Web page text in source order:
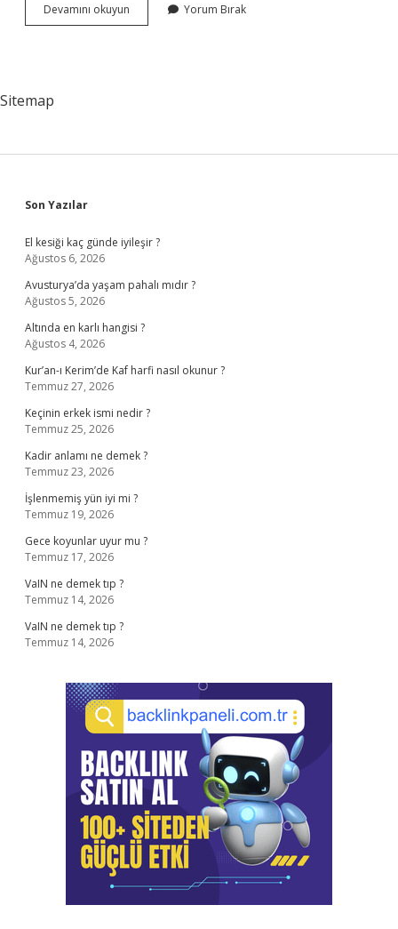
Devamını okuyun Tolerans
Eşiği
Yorum Bırak
Sitemap
Sidebar
Son Yazılar
El kesiği kaç günde iyileşir ?
Ağustos 6, 2026
Avusturya’da yaşam pahalı mıdır ?
Ağustos 5, 2026
Altında en karlı hangisi ?
Ağustos 4, 2026
Kur’an-ı Kerim’de Kaf harfi nasıl okunur ?
Temmuz 27, 2026
Keçinin erkek ismi nedir ?
Temmuz 25, 2026
Kadir anlamı ne demek ?
Temmuz 23, 2026
İşlenmemiş yün iyi mi ?
Temmuz 19, 2026
Gece koyunlar uyur mu ?
Temmuz 17, 2026
VaIN ne demek tıp ?
Temmuz 14, 2026
VaIN ne demek tıp ?
Temmuz 14, 2026